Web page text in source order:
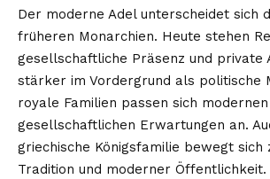
Der moderne Adel unterscheidet sich
früheren Monarchien. Heute stehen
gesellschaftliche Präsenz und private
stärker im Vordergrund als politische
royale Familien passen sich modernen
gesellschaftlichen Erwartungen an.
griechische Königsfamilie bewegt sich
Tradition und moderner Öffentlichkeit.